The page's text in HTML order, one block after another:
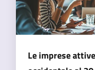
Gestire
Le imprese